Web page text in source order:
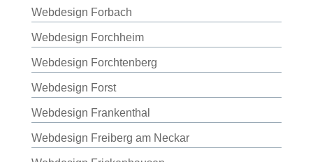
Webdesign Forbach
Webdesign Forchheim
Webdesign Forchtenberg
Webdesign Forst
Webdesign Frankenthal
Webdesign Freiberg am Neckar